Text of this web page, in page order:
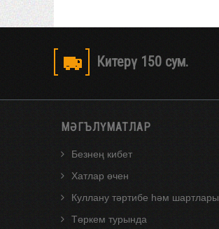
Китерү 150 сум.
МӘГЪЛҮМАТЛАР
Безнең кибет
Хатлар өчен
Куллану тәртибе һәм шартлары
Төркем турында